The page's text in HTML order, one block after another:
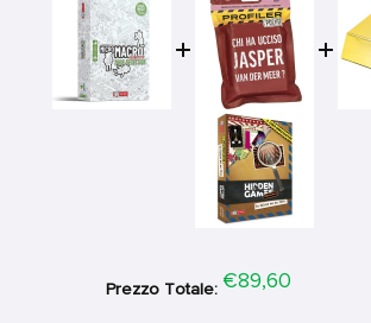
Prezzo Totale: Price
€89,60